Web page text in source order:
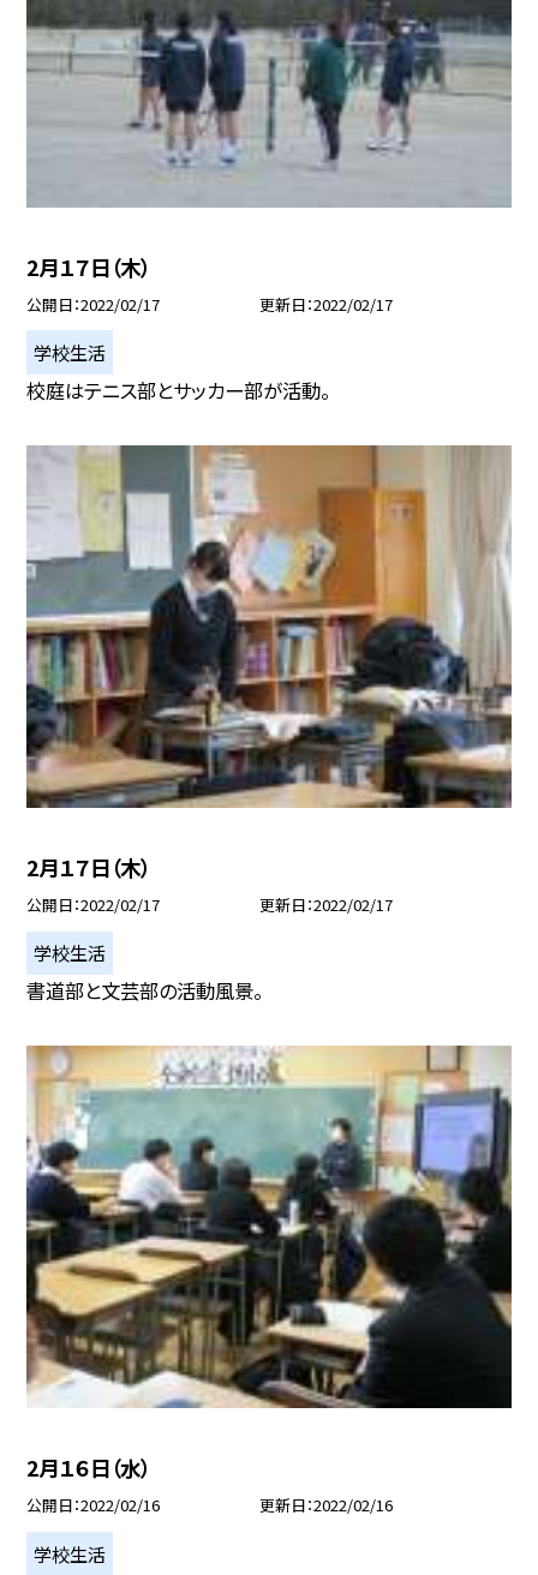
2月１７日（木）
公開日 2022/02/17 更新日 2022/02/17
学校生活
校庭はテニス部とサッカー部が活動。
2月１７日（木）
公開日 2022/02/17 更新日 2022/02/17
学校生活
書道部と文芸部の活動風景。
2月１６日（水）
公開日 2022/02/16 更新日 2022/02/16
学校生活